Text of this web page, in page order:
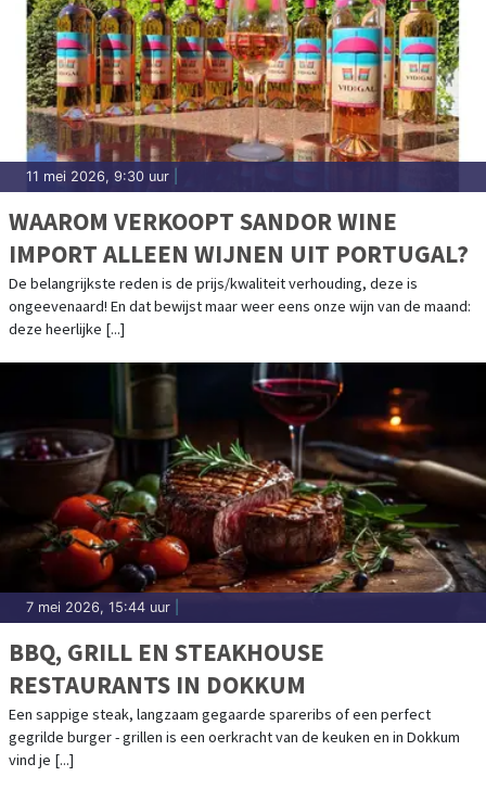
11 mei 2026, 9:30 uur
WAAROM VERKOOPT SANDOR WINE
IMPORT ALLEEN WIJNEN UIT PORTUGAL?
De belangrijkste reden is de prijs/kwaliteit verhouding, deze is
ongeevenaard! En dat bewijst maar weer eens onze wijn van de maand:
deze heerlijke [...]
7 mei 2026, 15:44 uur
BBQ, GRILL EN STEAKHOUSE
RESTAURANTS IN DOKKUM
Een sappige steak, langzaam gegaarde spareribs of een perfect
gegrilde burger - grillen is een oerkracht van de keuken en in Dokkum
vind je [...]